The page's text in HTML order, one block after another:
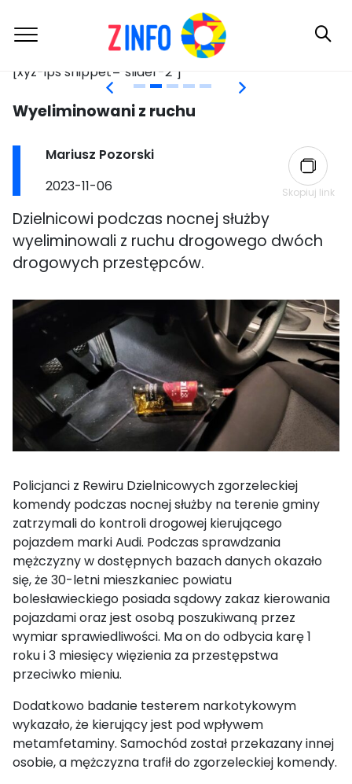
[xyz-ips snippet="slider-2"]
Wyeliminowani z ruchu
Post
Mariusz Pozorski
Post
2023-11-06 Skopiuj link
Dzielnicowi podczas nocnej służby
wyeliminowali z ruchu drogowego dwóch
drogowych przestępców.
Policjanci z Rewiru Dzielnicowych zgorzeleckiej
komendy podczas nocnej służby na terenie gminy
zatrzymali do kontroli drogowej kierującego
pojazdem marki Audi. Podczas sprawdzania
mężczyzny w dostępnych bazach danych okazało
się, że 30-letni mieszkaniec powiatu
bolesławieckiego posiada sądowy zakaz kierowania
pojazdami oraz jest osobą poszukiwaną przez
wymiar sprawiedliwości. Ma on do odbycia karę 1
roku i 3 miesięcy więzienia za przestępstwa
przeciwko mieniu.
Dodatkowo badanie testerem narkotykowym
wykazało, że kierujący jest pod wpływem
metamfetaminy. Samochód został przekazany innej
osobie, a mężczyzna trafił do zgorzeleckiej komendy.